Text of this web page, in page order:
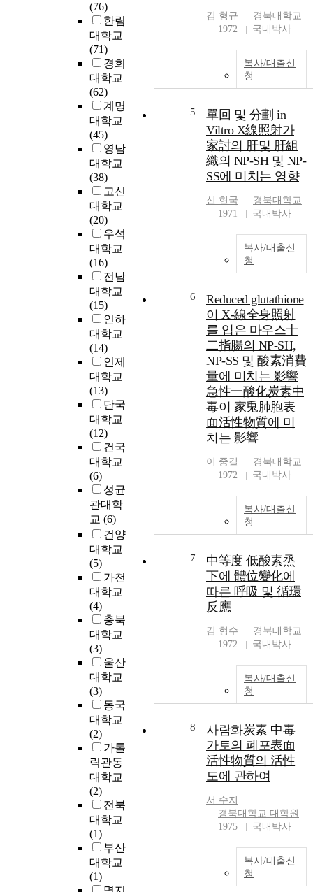
(76)
한림
대학교
(71)
경희
대학교
(62)
계명
대학교
(45)
영남
대학교
(38)
고신
대학교
(20)
우석
대학교
(16)
전남
대학교
(15)
인하
대학교
(14)
인제
대학교
(13)
단국
대학교
(12)
건국
대학교
(6)
성균
관대학
교 (6)
건양
대학교
(5)
가천
대학교
(4)
충북
대학교
(3)
울산
대학교
(3)
동국
대학교
(2)
가톨
릭관동
대학교
(2)
전북
대학교
(1)
부산
대학교
(1)
김 형규
경북대학교
1972
국내박사
복사/대출신
청
5
單回 및 分劃 in
Viltro X線照射가
家討의 肝및 肝組
織의 NP-SH 및 NP-
SS에 미치는 영향
신 현국
경북대학교
1971
국내박사
복사/대출신
청
6
Reduced glutathione
이 X-線全身照射
를 입은 마우스十
二指腸의 NP-SH,
NP-SS 및 酸素消費
量에 미치는 影響
急性一酸化炭素中
毒이 家兎肺胞表
面活性物質에 미
치는 影響
이 중길
경북대학교
1972
국내박사
복사/대출신
청
7
中等度 低酸素烝
下에 體位變化에
따른 呼吸 및 循環
反應
김 형수
경북대학교
1972
국내박사
복사/대출신
청
8
사람화炭素 中毒
가토의 폐포表面
活性物質의 活性
도에 관하여
서 수지
경북대학교 대학원
1975
국내박사
복사/대출신
청